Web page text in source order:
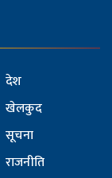
देश
खेलकुद
सूचना
राजनीति